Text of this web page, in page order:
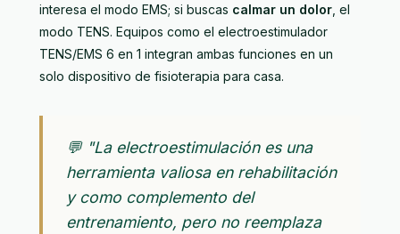
interesa el modo EMS; si buscas calmar un dolor , el
modo TENS. Equipos como el electroestimulador
TENS/EMS 6 en 1 integran ambas funciones en un
solo dispositivo de fisioterapia para casa.
💬 "La electroestimulación es una
herramienta valiosa en rehabilitación
y como complemento del
entrenamiento, pero no reemplaza